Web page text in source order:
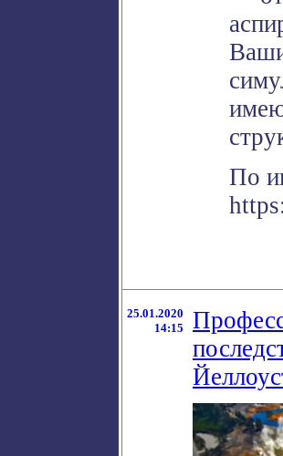
По
25.01.2020
14:15